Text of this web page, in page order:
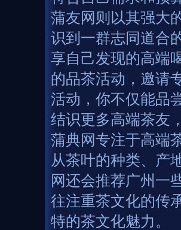
蒲友网则以其强大
识到一群志同道合
享自己发现的高端
的品茶活动，邀请
活动，你不仅能品
结识更多高端茶友
蒲典网专注于高端
从茶叶的种类、产
网还会推荐广州一
往注重茶文化的传
特的茶文化魅力。